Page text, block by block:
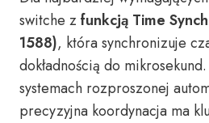
switche z funkcją Time
1588), która synchronizuje
dokładnością do
systemach rozproszonej
precyzyjna koordynacja ma